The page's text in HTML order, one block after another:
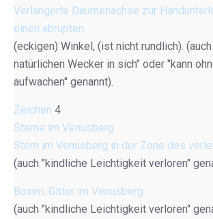
Verlängerte Daumenachse zur
einen abrupten
(eckigen) Winkel, (ist nicht rundlich).
natürlichen Wecker in sich" oder "kann
aufwachen" genannt).
Zeichen 4
Sterne im Venusberg
Stern im Venusberg in der Zone des
(auch "kindliche Leichtigkeit verloren"
Boxen, Gitter im Venusberg
(auch "kindliche Leichtigkeit verloren"